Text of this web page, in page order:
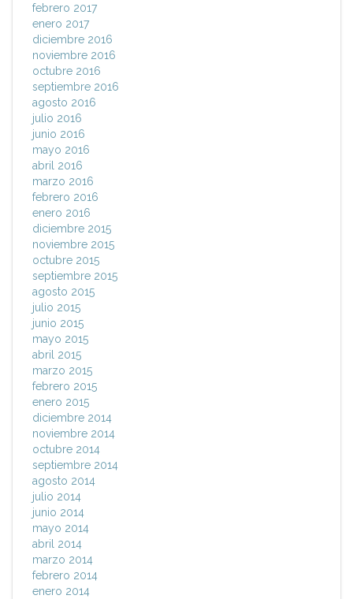
febrero 2017
enero 2017
diciembre 2016
noviembre 2016
octubre 2016
septiembre 2016
agosto 2016
julio 2016
junio 2016
mayo 2016
abril 2016
marzo 2016
febrero 2016
enero 2016
diciembre 2015
noviembre 2015
octubre 2015
septiembre 2015
agosto 2015
julio 2015
junio 2015
mayo 2015
abril 2015
marzo 2015
febrero 2015
enero 2015
diciembre 2014
noviembre 2014
octubre 2014
septiembre 2014
agosto 2014
julio 2014
junio 2014
mayo 2014
abril 2014
marzo 2014
febrero 2014
enero 2014